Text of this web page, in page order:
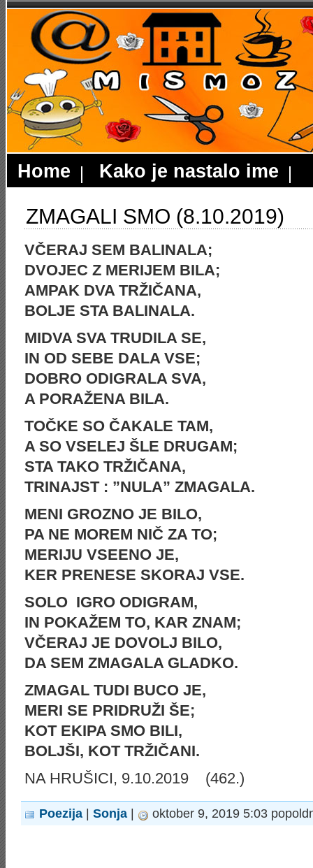
Home Kako je nastalo ime
ZMAGALI SMO (8.10.2019)
VČERAJ SEM BALINALA;
DVOJEC Z MERIJEM BILA;
AMPAK DVA TRŽIČANA,
BOLJE STA BALINALA.
MIDVA SVA TRUDILA SE,
IN OD SEBE DALA VSE;
DOBRO ODIGRALA SVA,
A PORAŽENA BILA.
TOČKE SO ČAKALE TAM,
A SO VSELEJ ŠLE DRUGAM;
STA TAKO TRŽIČANA,
TRINAJST : ”NULA” ZMAGALA.
MENI GROZNO JE BILO,
PA NE MOREM NIČ ZA TO;
MERIJU VSEENO JE,
KER PRENESE SKORAJ VSE.
SOLO IGRO ODIGRAM,
IN POKAŽEM TO, KAR ZNAM;
VČERAJ JE DOVOLJ BILO,
DA SEM ZMAGALA GLADKO.
ZMAGAL TUDI BUCO JE,
MERI SE PRIDRUŽI ŠE;
KOT EKIPA SMO BILI,
BOLJŠI, KOT TRŽIČANI.
NA HRUŠICI, 9.10.2019 (462.)
Poezija Sonja oktober 9, 2019 5:03